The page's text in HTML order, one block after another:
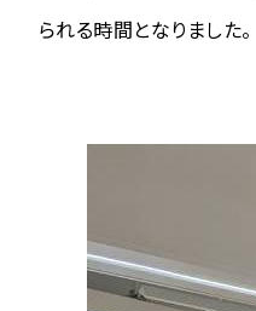
られる時間となりました。